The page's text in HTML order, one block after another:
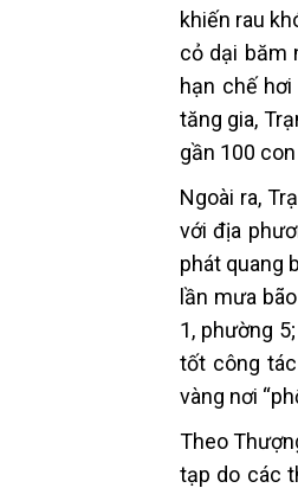
khiến rau
cỏ dại băm
hạn chế
tăng gia,
gần 100
Ngoài ra,
với địa
phát quang
lần mưa
1, phường
tốt công tác
vàng nơi
Theo
tạp do các